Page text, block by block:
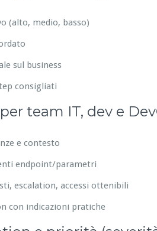
(alto, medio, basso)
sul business
consigliati
team IT, dev e
e contesto
endpoint/parametri
escalation, accessi ottenibili
con indicazioni pratiche